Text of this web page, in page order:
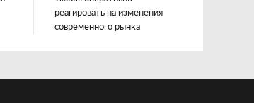
реагировать на изменения
современного рынка